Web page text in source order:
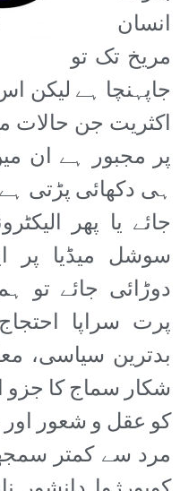
انسان
مریخ تک تو
جاپہنچا ہے لیکن
اکثریت جن حالات
پر مجبور ہے ان
ہی دکھائی پڑتی
جائے یا پھر
سوشل میڈیا
دوڑائی جائے تو
پرت سراپا
بدترین سیاسی،
شکار سماج کا جزو
کو عقل و شعور
مرد سے کمتر